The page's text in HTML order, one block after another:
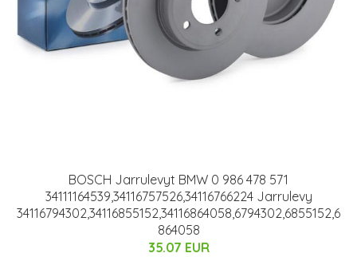
BOSCH Jarrulevyt BMW 0 986 478 571
34111164539,34116757526,34116766224 Jarrulevy
34116794302,34116855152,34116864058,6794302,6855152,6
864058
35.07 EUR